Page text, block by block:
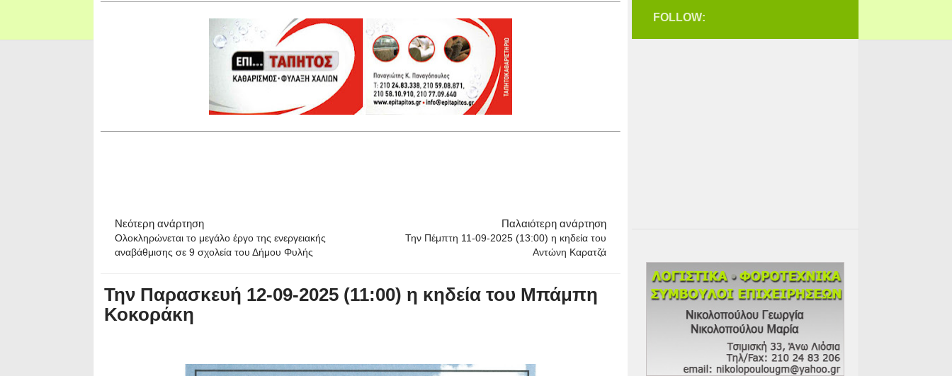
Νεότερη ανάρτηση
Ολοκληρώνεται το μεγάλο έργο της ενεργειακής
αναβάθμισης σε 9 σχολεία του Δήμου Φυλής
Παλαιότερη ανάρτηση
Την Πέμπτη 11-09-2025 (13:00) η κηδεία του
Αντώνη Καρατζά
Την Παρασκευή 12-09-2025 (11:00) η κηδεία του Μπάμπη
Κοκοράκη
FOLLOW: